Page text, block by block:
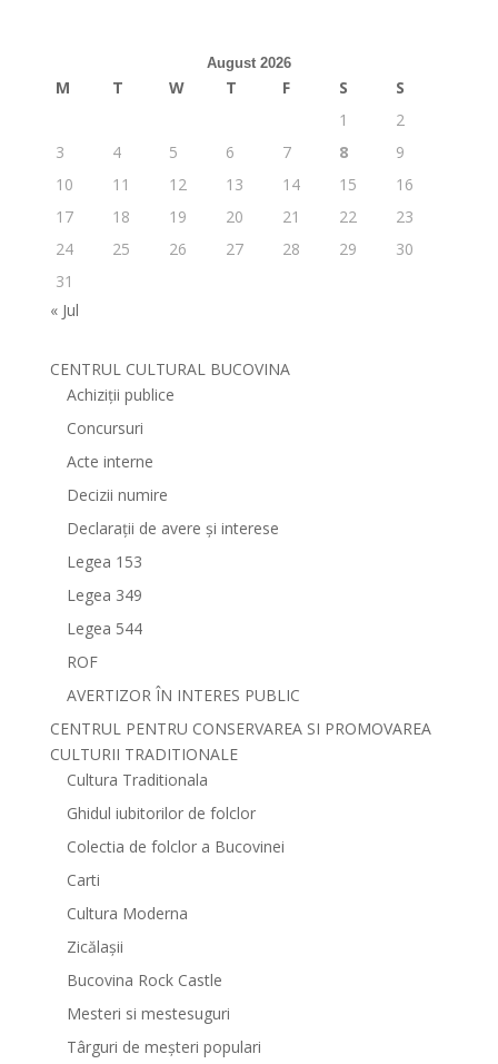
August 2026
M T W T F S
S
1
2
3
4 5 6 7 8
9
10
11 12 13 14 15
16
17
18 19 20 21 22
23
24
25 26 27 28 29
30
31
« Jul
CENTRUL CULTURAL BUCOVINA
Achiziții publice
Concursuri
Acte interne
Decizii numire
Declarații de avere și interese
Legea 153
Legea 349
Legea 544
ROF
AVERTIZOR ÎN INTERES PUBLIC
CENTRUL PENTRU CONSERVAREA SI PROMOVAREA
CULTURII TRADITIONALE
Cultura Traditionala
Ghidul iubitorilor de folclor
Colectia de folclor a Bucovinei
Carti
Cultura Moderna
Zicălașii
Bucovina Rock Castle
Mesteri si mestesuguri
Târguri de meșteri populari